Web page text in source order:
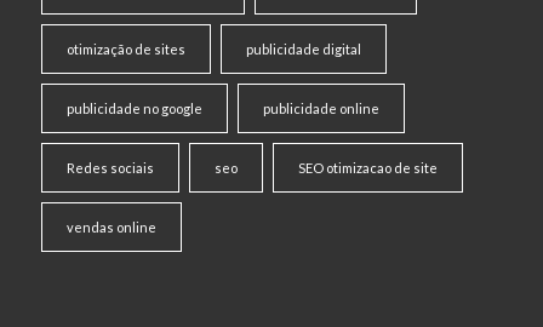
otimização de sites publicidade digital
publicidade no google publicidade online
Redes sociais seo SEO otimizacao de site
vendas online